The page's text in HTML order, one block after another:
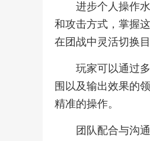
进步个人操作
和攻击方式，掌握
在团战中灵活切换
玩家可以通过
围以及输出效果的
精准的操作。
团队配合与沟